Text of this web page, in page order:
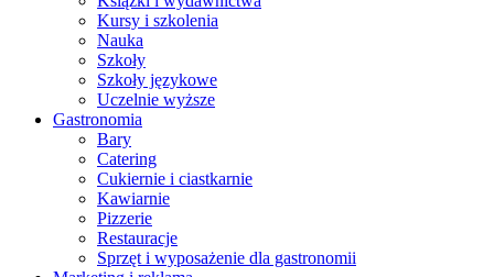
Kursy i szkolenia
Nauka
Szkoły
Szkoły językowe
Uczelnie wyższe
Gastronomia
Bary
Catering
Cukiernie i ciastkarnie
Kawiarnie
Pizzerie
Restauracje
Sprzęt i wyposażenie dla gastronomii